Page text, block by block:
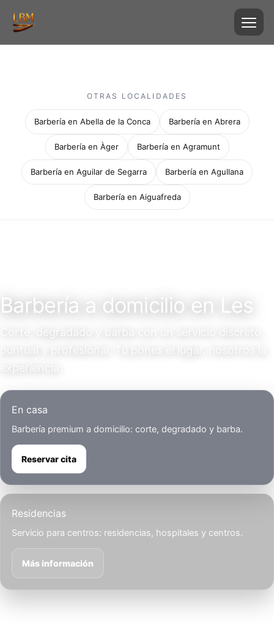
OTRAS LOCALIDADES
Barbería en Abella de la Conca Barbería en Abrera
Barbería en Àger Barbería en Agramunt
Barbería en Aguilar de Segarra Barbería en Agullana
Barbería en Aiguafreda
Barbería a domicilio en Les
Corte, degradado y barba con un servicio discreto,
puntual y profesional. Tú pones el lugar, nosotros la
En casa
Barbería premium a domicilio: corte, degradado y barba.
Reservar cita
Residencias
Servicio para centros: residencias, hospitales y centros.
Más información